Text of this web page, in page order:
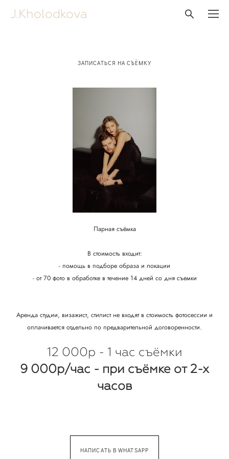
J.Kholodkova
ЗАПИСАТЬСЯ НА СЪЁМКУ
Парная съёмка
В стоимость входит:
- помощь в подборе образа и локации
- от 70 фото в обработке в течение 14 дней со дня съемки
Аренда студии, визажист, стилист не входят в стоимость фотосессии и
оплачивается отдельно по предварительной договоренности.
12 000р - 1 час съёмки
9 000р/час - при съёмке от 2-х
часов
НАПИСАТЬ В WHATSAPP